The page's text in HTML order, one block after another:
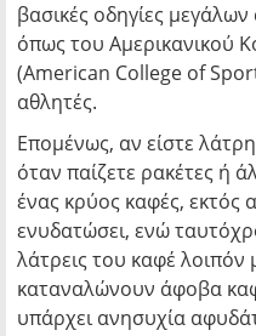
βασικές οδηγίες
όπως του Αμερικανικού
(American College of
αθλητές.
Επομένως, αν είστε
όταν παίζετε ρακέτες ή
ένας κρύος καφές,
ενυδατώσει, ενώ
λάτρεις του καφέ
καταναλώνουν άφοβα
υπάρχει ανησυχία